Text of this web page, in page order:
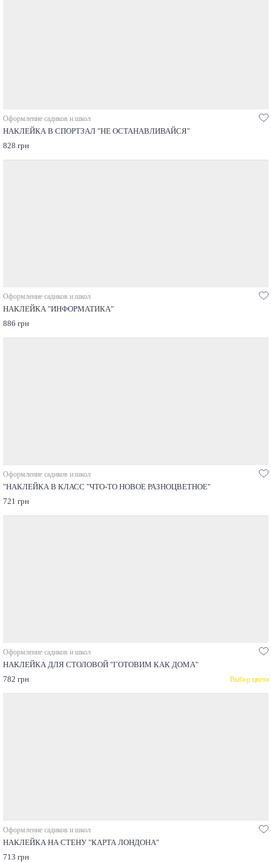
Оформление садиков и школ
НАКЛЕЙКА В СПОРТЗАЛ "НЕ ОСТАНАВЛИВАЙСЯ"
828 грн
Оформление садиков и школ
НАКЛЕЙКА "ИНФОРМАТИКА"
886 грн
Оформление садиков и школ
"НАКЛЕЙКА В КЛАСС "ЧТО-ТО НОВОЕ РАЗНОЦВЕТНОЕ"
721 грн
Оформление садиков и школ
НАКЛЕЙКА ДЛЯ СТОЛОВОЙ "ГОТОВИМ КАК ДОМА"
782 грн
Выбор цвета
Оформление садиков и школ
НАКЛЕЙКА НА СТЕНУ "КАРТА ЛОНДОНА"
713 грн